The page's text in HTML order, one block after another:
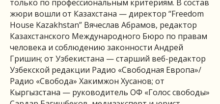
только по профессиональным критериям. В состав
жюри вошли от Казахстана — директор “Freedom
House Kazakhstan” Вячеслав Абрамов, редактор
Казахстанского Международного Бюро по правам
человека и соблюдению законности Андрей
Гришин; от Узбекистана — старший веб-редактор
Узбекской редакции Радио «Свободная Европа»/
Радио «Свобода» Хакимжон Хусанов; от
Кыргызстана — руководитель ОФ «Голос свободы»